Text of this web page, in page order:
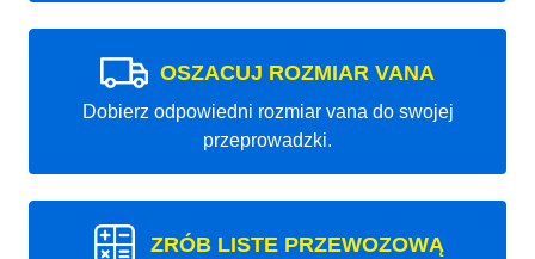
OSZACUJ ROZMIAR VANA
Dobierz odpowiedni rozmiar vana do swojej
przeprowadzki.
ZRÓB LISTE PRZEWOZOWĄ